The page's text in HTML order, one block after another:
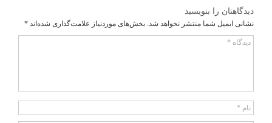
دیدگاهتان را بنویسید
نشانی ایمیل شما منتشر نخواهد شد. بخش‌های موردنیاز علامت‌گذاری شده‌اند *
دیدگاه *
نام *